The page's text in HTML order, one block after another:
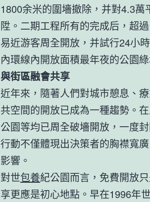
1800余米的圍墻撤除，并對4.3
陞。二期工程所有的完成后，超
易近游客周全開放，并試行24小
內環線內開放面積最年夜的公園
與街區融會共享
近年來，隨著人們對城市憩息、
共空間的開放已成為一種趨勢。
公園等均已周全破墻開放，一度
行動不僅體現出決策者的胸襟寬
影響。
對世包養紀公園而言，免費開放
享更應是初心地點。早在1996年